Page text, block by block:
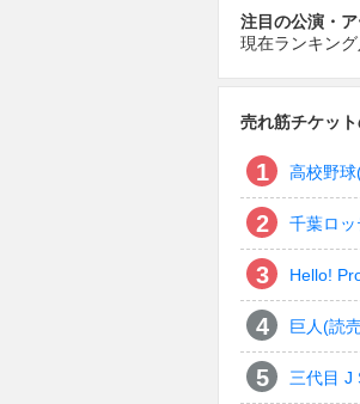
注目の公演・
現在ランキン
売れ筋チケッ
高校野球
千葉ロッ
Hello!
巨人(読
三代目 J